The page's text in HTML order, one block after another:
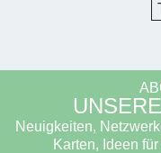
Neuigkeiten,
Karten, Ideen